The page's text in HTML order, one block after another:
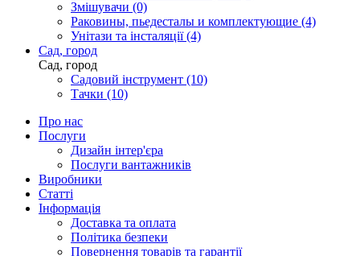
Змішувачи (0)
Раковины, пьедесталы и комплектующие (4)
Унітази та інсталяції (4)
Сад, город
Сад, город
Садовий інструмент (10)
Тачки (10)
Про нас
Послуги
Дизайн інтер'єра
Послуги вантажників
Виробники
Статті
Інформація
Доставка та оплата
Політика безпеки
Повернення товарів та гарантії